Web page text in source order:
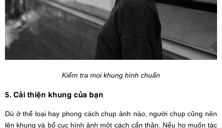
Kiểm tra mọi khung hình chuẩn
5. Cải thiện khung của bạn
Dù ở thể loại hay phong cách chụp ảnh nào, người chụp cũng nên
lên khung và bố cục hình ảnh một cách cẩn thận. Nếu họ muốn tác